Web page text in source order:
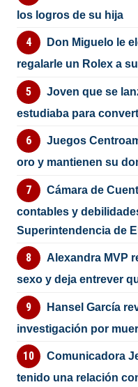
los logros de su hija
Don Miguelo le
regalarle un Rolex a
Joven que se
estudiaba para
Juegos
oro y mantienen su
Cámara de
contables y
Superintendencia de
Alexandra MVP
sexo y deja entrever
Hansel García
investigación por
Comunicadora
tenido una relación